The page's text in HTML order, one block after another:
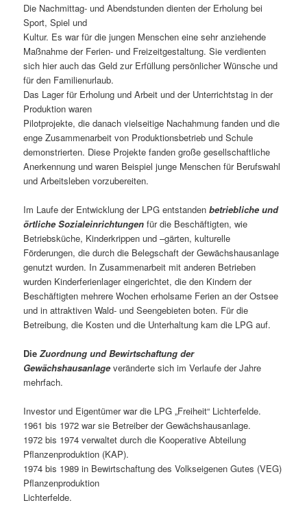
Die Nachmittag- und Abendstunden dienten der Erholung bei
Sport, Spiel und
Kultur. Es war für die jungen Menschen eine sehr anziehende
Maßnahme der Ferien- und Freizeitgestaltung. Sie verdienten
sich hier auch das Geld zur Erfüllung persönlicher Wünsche und
für den Familienurlaub.
Das Lager für Erholung und Arbeit und der Unterrichtstag in der
Produktion waren
Pilotprojekte, die danach vielseitige Nachahmung fanden und die
enge Zusammenarbeit von Produktionsbetrieb und Schule
demonstrierten. Diese Projekte fanden große gesellschaftliche
Anerkennung und waren Beispiel junge Menschen für Berufswahl
und Arbeitsleben vorzubereiten.
Im Laufe der Entwicklung der LPG entstandenbetriebliche und
örtliche Sozialeinrichtungen für die Beschäftigten, wie
Betriebsküche, Kinderkrippen und –gärten, kulturelle
Förderungen, die durch die Belegschaft der Gewächshausanlage
genutzt wurden. In Zusammenarbeit mit anderen Betrieben
wurden Kinderferienlager eingerichtet, die den Kindern der
Beschäftigten mehrere Wochen erholsame Ferien an der Ostsee
und in attraktiven Wald- und Seengebieten boten. Für die
Betreibung, die Kosten und die Unterhaltung kam die LPG auf.
DieZuordnung und Bewirtschaftung der
Gewächshausanlageveränderte sich im Verlaufe der Jahre
mehrfach.
Investor und Eigentümer war die LPG „Freiheit“ Lichterfelde.
1961 bis 1972 war sie Betreiber der Gewächshausanlage.
1972 bis 1974 verwaltet durch die Kooperative Abteilung
Pflanzenproduktion (KAP).
1974 bis 1989 in Bewirtschaftung des Volkseigenen Gutes (VEG)
Pflanzenproduktion
Lichterfelde.